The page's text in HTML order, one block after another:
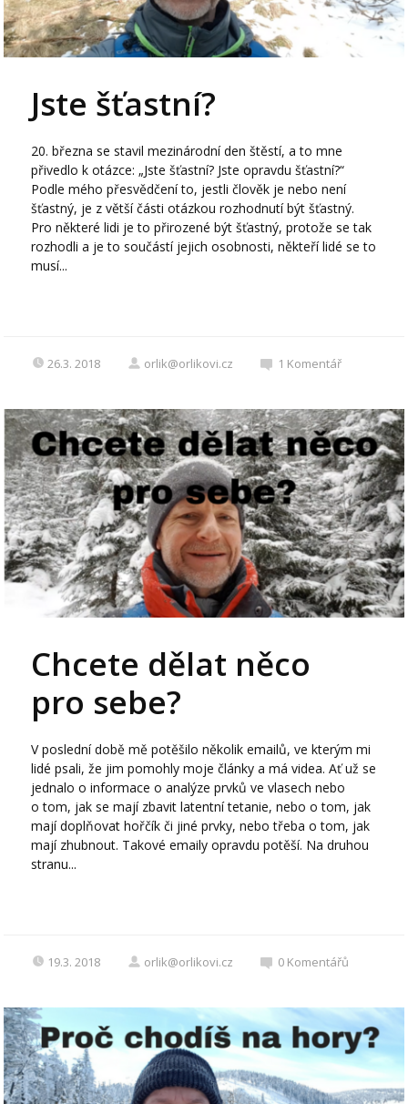
Jste šťastní?
20. března se stavil mezinárodní den štěstí, a to mne
přivedlo k otázce: „Jste šťastní? Jste opravdu šťastní?“
Podle mého přesvědčení to, jestli člověk je nebo není
šťastný, je z větší části otázkou rozhodnutí být šťastný.
Pro některé lidi je to přirozené být šťastný, protože se tak
rozhodli a je to součástí jejich osobnosti, někteří lidé se to
musí...
26.3. 2018 orlik@orlikovi.cz 1 Komentář
Chcete dělat něco
pro sebe?
V poslední době mě potěšilo několik emailů, ve kterým mi
lidé psali, že jim pomohly moje články a má videa. Ať už se
jednalo o informace o analýze prvků ve vlasech nebo
o tom, jak se mají zbavit latentní tetanie, nebo o tom, jak
mají doplňovat hořčík či jiné prvky, nebo třeba o tom, jak
mají zhubnout. Takové emaily opravdu potěší. Na druhou
stranu...
19.3. 2018 orlik@orlikovi.cz 0 Komentářů